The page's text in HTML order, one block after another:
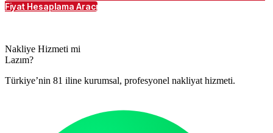
Fiyat Hesaplama Aracı
Nakliye Hizmeti mi
Lazım?
Türkiye’nin 81 iline kurumsal, profesyonel nakliyat hizmeti.